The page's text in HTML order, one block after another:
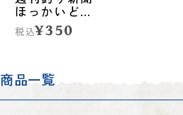
ほっかいどう
第1429号
（2026年1月29
税込¥350
商品一覧